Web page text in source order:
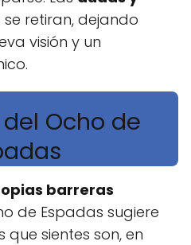
se retiran, dejando
visión y un
Ocho de
barreras
de Espadas sugiere
sientes son, en